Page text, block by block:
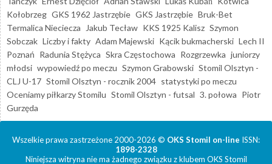
Kołobrzeg GKS 1962 Jastrzębie GKS Jastrzębie Bruk-Bet
Termalica Nieciecza
Jakub Tecław KKS 1925 Kalisz Szymon
Sobczak Liczby i fakty Adam Majewski Kącik bukmacherski Lech II
Poznań Radunia Stężyca Skra Częstochowa Rozgrzewka juniorzy
młodsi wypowiedź po meczu Szymon Grabowski Stomil Olsztyn -
CLJ U-17 Stomil Olsztyn - rocznik 2004 statystyki po meczu
Oceniamy piłkarzy Stomilu Stomil Olsztyn - futsal 3. połowa Piotr
Gurzęda
Wszelkie prawa zastrzeżone 2000-2026 © OKS Stomil on-line ISSN:
1898-2328
Niniejsza witryna nie ma żadnego związku z klubem OKS Stomil